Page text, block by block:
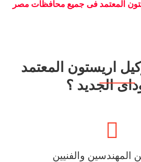
اريستون المعتمد
الجديد ؟
المهندسين والفنيين